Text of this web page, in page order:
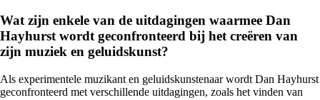
Wat zijn enkele van de uitdagingen waarmee Dan
Hayhurst wordt geconfronteerd bij het creëren van
zijn muziek en geluidskunst?
Als experimentele muzikant en geluidskunstenaar wordt Dan Hayhurst
geconfronteerd met verschillende uitdagingen, zoals het vinden van